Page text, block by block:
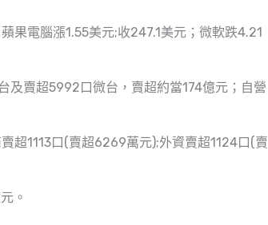
果電腦漲1.55美元;收247.1美元；微軟跌4.21
賣超5992口微台，賣超約當174億元；自營
1113口(賣超6269萬元);外資賣超1124口(賣
。